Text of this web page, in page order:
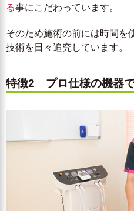
る事にこだわっています。
そのため施術の前には時間を
技術を日々追究しています。
特徴2 プロ仕様の機器